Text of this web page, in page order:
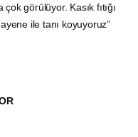
görülüyor. Kasık fıtığı
ile tanı koyuyoruz”